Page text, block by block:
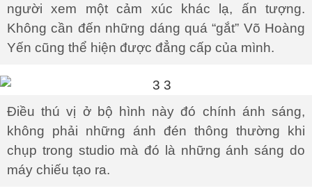
người xem một cảm xúc khác lạ, ấn tượng.
Không cần đến những dáng quá “gắt” Võ Hoàng
Yến cũng thể hiện được đẳng cấp của mình.
Điều thú vị ở bộ hình này đó chính ánh sáng,
không phải những ánh đén thông thường khi
chụp trong studio mà đó là những ánh sáng do
máy chiếu tạo ra.